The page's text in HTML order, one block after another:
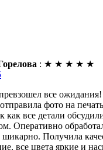
: ★ ★ ★ ★ ★
превзошел все
фото на
как все детали
Оперативно
шикарно. Получила
все цвета яркие и